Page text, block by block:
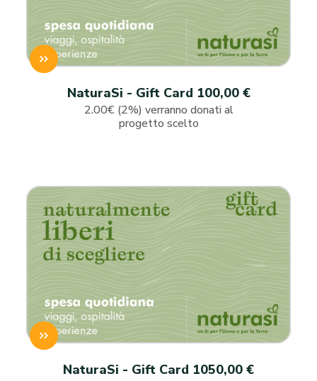
NaturaSi - Gift Card 100,00 €
2.00€ (2%) verranno donati al
progetto scelto
NaturaSi - Gift Card 1050,00 €